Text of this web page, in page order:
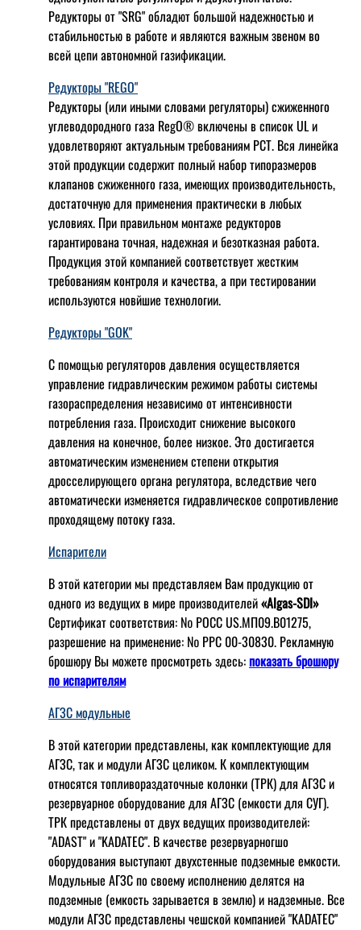
Редукторы от "SRG" обладют большой надежностью и
стабильностью в работе и являются важным звеном во
всей цепи автономной газификации.
Редукторы "REGO"
Редукторы (или иными словами регуляторы) сжиженного
углеводородного газа RegO® включены в список UL и
удовлетворяют актуальным требованиям РСТ. Вся линейка
этой продукции содержит полный набор типоразмеров
клапанов сжиженного газа, имеющих производительность,
достаточную для применения практически в любых
условиях. При правильном монтаже редукторов
гарантирована точная, надежная и безотказная работа.
Продукция этой компанией соответствует жестким
требованиям контроля и качества, а при тестировании
используются новйшие технологии.
Редукторы "GOK"
С помощью регуляторов давления осуществляется
управление гидравлическим режимом работы системы
газораспределения независимо от интенсивности
потребления газа. Происходит снижение высокого
давления на конечное, более низкое. Это достигается
автоматическим изменением степени открытия
дросселирующего органа регулятора, вследствие чего
автоматически изменяется гидравлическое сопротивление
проходящему потоку газа.
Испарители
В этой категории мы представляем Вам продукцию от
одного из ведущих в мире производителей«Algas-SDI»
Сертификат соответствия: № РОСС US.МП09.В01275,
разрешение на применение: № РРС 00-30830. Рекламную
брошюру Вы можете просмотреть здесь:показать брошюру
по испарителям
АГЗС модульные
В этой категории представлены, как комплектующие для
АГЗС, так и модули АГЗС целиком. К комплектующим
относятся топливораздаточные колонки (ТРК) для АГЗС и
резервуарное оборудование для АГЗС (емкости для СУГ).
ТРК представлены от двух ведущих производителей:
"ADAST" и "KADATEC". В качестве резервуарногшо
оборудования выступают двухстенные подземные емкости.
Модульные АГЗС по своему исполнению делятся на
подземные (емкость зарывается в землю) и надземные. Все
модули АГЗС представлены чешской компанией "KADATEC"